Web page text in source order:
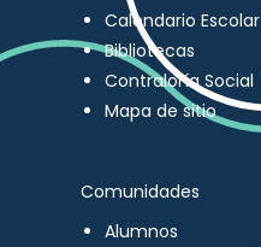
Calendario Escolar
Bibliotecas
Contraloría Social
Mapa de sitio
Comunidades
Alumnos